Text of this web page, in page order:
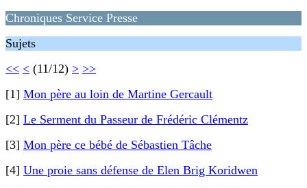
Chroniques Service Presse
Sujets
<< < (11/12) > >>
[1] Mon père au loin de Martine Gercault
[2] Le Serment du Passeur de Frédéric Clémentz
[3] Mon père ce bébé de Sébastien Tâche
[4] Une proie sans défense de Elen Brig Koridwen